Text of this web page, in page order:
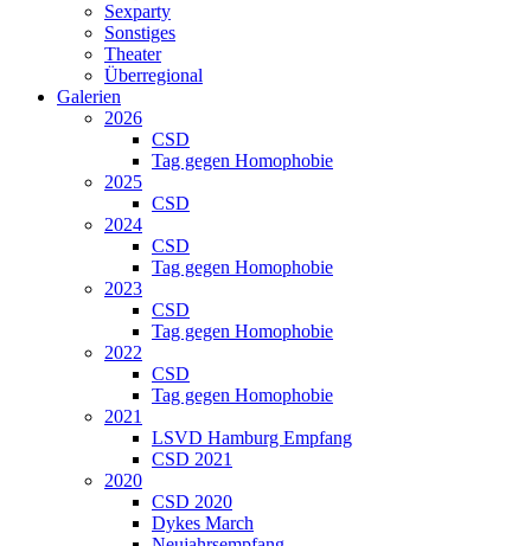
Sexparty
Sonstiges
Theater
Überregional
Galerien
2026
CSD
Tag gegen Homophobie
2025
CSD
2024
CSD
Tag gegen Homophobie
2023
CSD
Tag gegen Homophobie
2022
CSD
Tag gegen Homophobie
2021
LSVD Hamburg Empfang
CSD 2021
2020
CSD 2020
Dykes March